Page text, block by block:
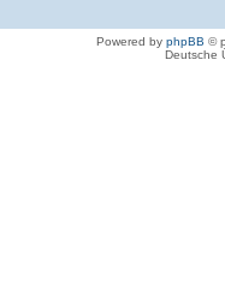
Powered by phpBB ©
Deutsche